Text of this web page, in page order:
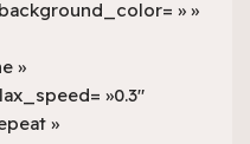
» »
»
»0.3″
»